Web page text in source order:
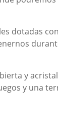
dotadas
y
y una